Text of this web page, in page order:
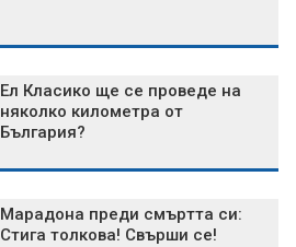
Ел Класико ще се проведе на
няколко километра от
България?
Марадона преди смъртта си:
Стига толкова! Свърши се!